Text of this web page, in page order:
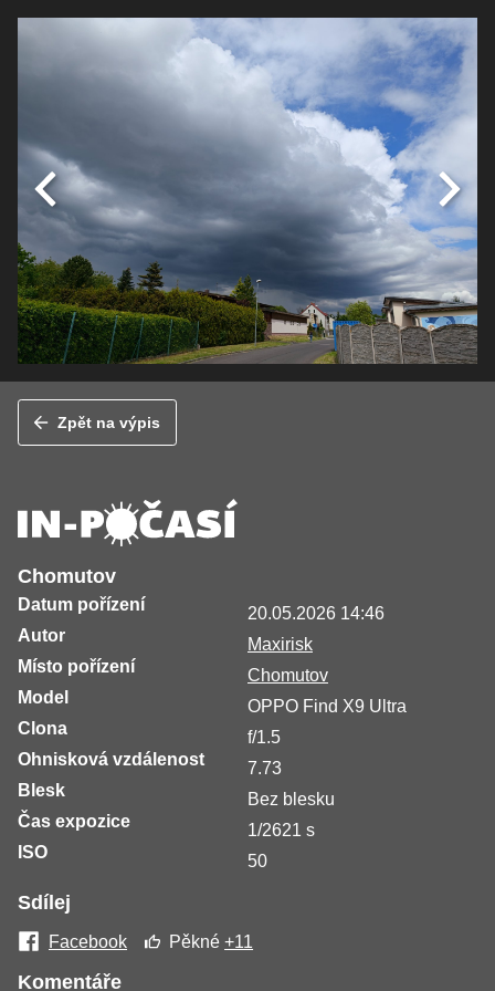
Zpět na výpis
Chomutov
Datum pořízení
20.05.2026 14:46
Autor
Maxirisk
Místo pořízení
Chomutov
Model
OPPO Find X9 Ultra
Clona
f/1.5
Ohnisková vzdálenost
7.73
Blesk
Bez blesku
Čas expozice
1/2621 s
ISO
50
Sdílej
Facebook Pěkné+11
Komentáře